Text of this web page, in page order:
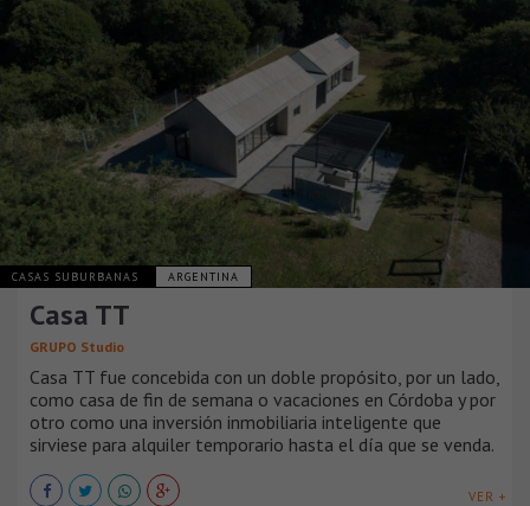
CASAS SUBURBANAS ARGENTINA
Casa TT
GRUPO Studio
Casa TT fue concebida con un doble propósito, por un lado,
como casa de fin de semana o vacaciones en Córdoba y por
otro como una inversión inmobiliaria inteligente que
sirviese para alquiler temporario hasta el día que se venda.
VER +